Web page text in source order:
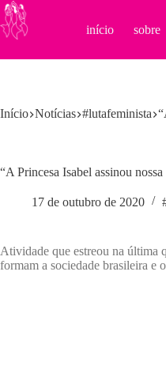
Pular
para
o
início sobre
Início Notícias #lutafeminista
“A Princesa Isabel assinou
17 de outubro de 2020
Atividade que estreou na última
formam a sociedade brasileira e